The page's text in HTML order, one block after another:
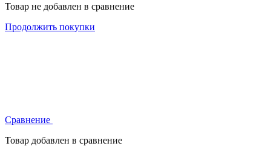
Товар не добавлен в сравнение
Продолжить покупки
Сравнение
Товар добавлен в сравнение